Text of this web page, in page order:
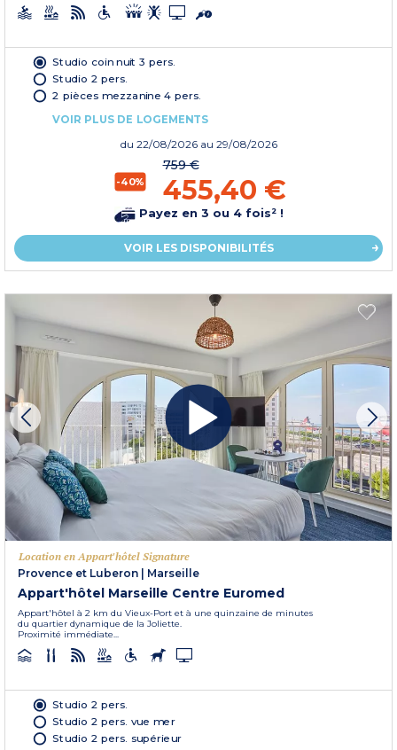
Studio coin nuit 3 pers.
Studio 2 pers.
2 pièces mezzanine 4 pers.
VOIR PLUS DE LOGEMENTS
du 22/08/2026 au 29/08/2026
-40%
759 €
455,40 €
Payez en 3 ou 4 fois² !
VOIR LES DISPONIBILITÉS
Location en Appart'hôtel Signature
Provence et Luberon
Marseille
Appart'hôtel Marseille Centre Euromed
Appart'hôtel à 2 km du Vieux-Port et à une quinzaine de minutes
du quartier dynamique de la Joliette.
Proximité immédiate...
Studio 2 pers.
Studio 2 pers. vue mer
Studio 2 pers. supérieur